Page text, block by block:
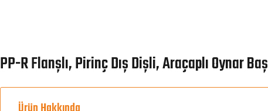
PP-R Flanşlı, Pirinç Dış Dişli, Araçaplı Oynar Baş